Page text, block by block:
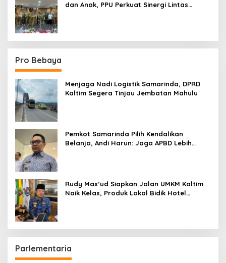
dan Anak, PPU Perkuat Sinergi Lintas
Pro Bebaya
Menjaga Nadi Logistik Samarinda, DPRD
Kaltim Segera Tinjau Jembatan Mahulu
Pemkot Samarinda Pilih Kendalikan
Belanja, Andi Harun: Jaga APBD Lebih
Rudy Mas’ud Siapkan Jalan UMKM Kaltim
Naik Kelas, Produk Lokal Bidik Hotel
Parlementaria